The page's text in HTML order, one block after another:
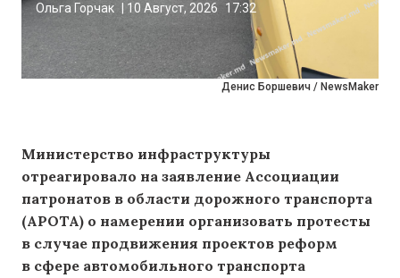
Денис Боршевич / NewsMaker
Ольга Горчак 10 Август, 2026 17:32
Министерство инфраструктуры
отреагировало на заявление Ассоциации
патронатов в области дорожного транспорта
(APOTA) о намерении организовать протесты
в случае продвижения проектов реформ
в сфере автомобильного транспорта